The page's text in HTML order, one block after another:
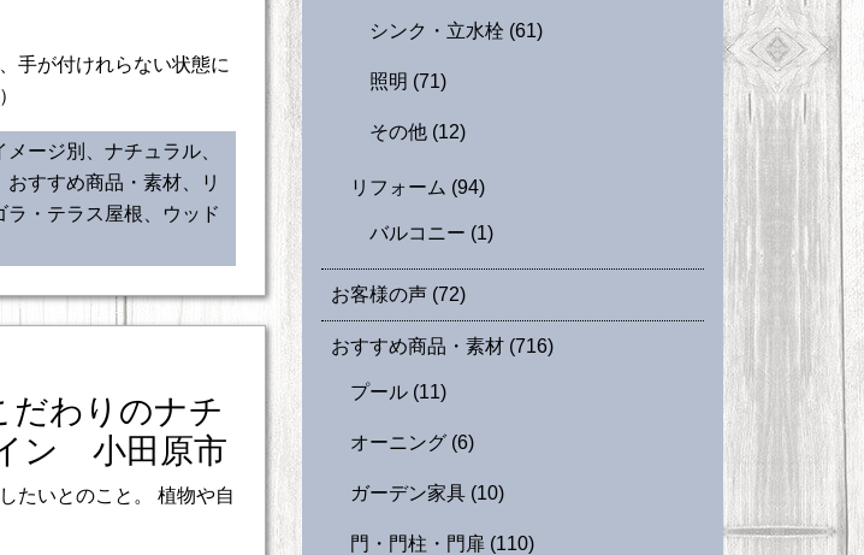
手が付けれらない状態に
ージ別、ナチュラル、
すすめ商品・素材、リ
・テラス屋根、ウッド
だわりのナチ
ン 小田原市
たいとのこと。 植物や自
シンク・立水栓 (61)
照明 (71)
その他 (12)
リフォーム (94)
バルコニー (1)
お客様の声 (72)
おすすめ商品・素材 (716)
プール (11)
オーニング (6)
ガーデン家具 (10)
門・門柱・門扉 (110)